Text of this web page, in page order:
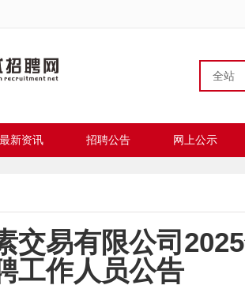
全站
最新资讯 招聘公告 网上公示
交易有限公司
工作人员公告